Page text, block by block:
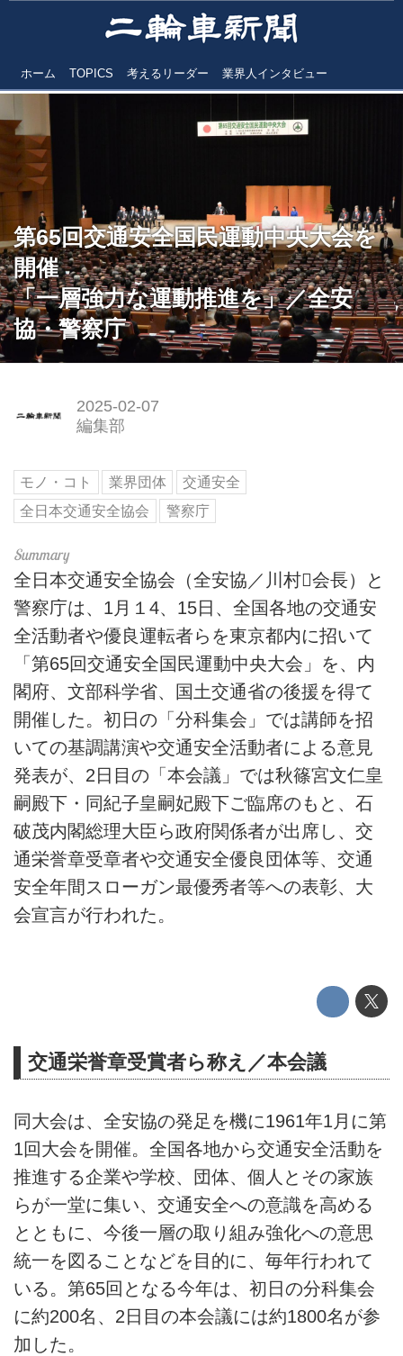
ホーム TOPICS 考えるリーダー 業界人インタビュー
第65回交通安全国民運動中央大会を
開催
「一層強力な運動推進を」／全安
協・警察庁
2025-02-07
編集部
モノ・コト 業界団体
交通安全
全日本交通安全協会
警察庁
全日本交通安全協会（全安協／川村会長）と
警察庁は、1月１4、15日、全国各地の交通安
全活動者や優良運転者らを東京都内に招いて
「第65回交通安全国民運動中央大会」を、内
閣府、文部科学省、国土交通省の後援を得て
開催した。初日の「分科集会」では講師を招
いての基調講演や交通安全活動者による意見
発表が、2日目の「本会議」では秋篠宮文仁皇
嗣殿下・同紀子皇嗣妃殿下ご臨席のもと、石
破茂内閣総理大臣ら政府関係者が出席し、交
通栄誉章受章者や交通安全優良団体等、交通
安全年間スローガン最優秀者等への表彰、大
会宣言が行われた。
交通栄誉章受賞者ら称え／本会議
同大会は、全安協の発足を機に1961年1月に第
1回大会を開催。全国各地から交通安全活動を
推進する企業や学校、団体、個人とその家族
らが一堂に集い、交通安全への意識を高める
とともに、今後一層の取り組み強化への意思
統一を図ることなどを目的に、毎年行われて
いる。第65回となる今年は、初日の分科集会
に約200名、2日目の本会議には約1800名が参
加した。